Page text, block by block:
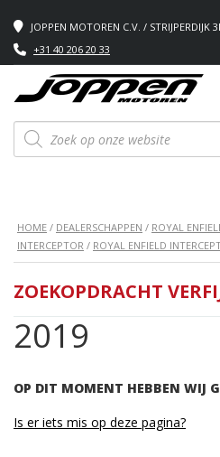
JOPPEN MOTOREN C.V. / STRIJPERDIJK
+31 40 206 20 33
Producten
zoeken
HOME / DEALERSCHAPPEN / ROYAL
INTERCEPTOR / ROYAL ENFIELD
2019
OP DIT MOMENT HEBBEN WIJ
ZOEKOPDRACHT
Is er iets mis op deze pagina?